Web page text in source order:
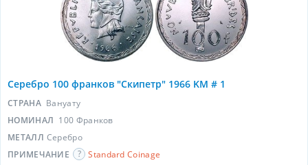
Серебро 100 франков "Скипетр" 1966 KM # 1
СТРАНА Вануату
НОМИНАЛ 100 Франков
МЕТАЛЛ Серебро
ПРИМЕЧАНИЕ
Standard Coinage